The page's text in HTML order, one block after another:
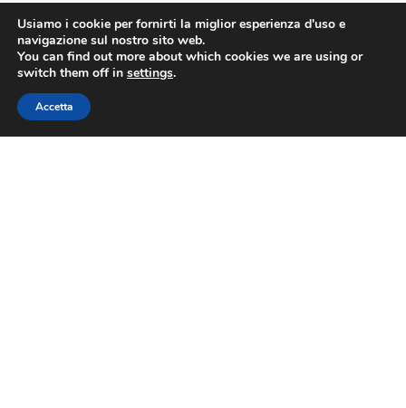
Via Nazionale 60, Roma 00184
Tel. 06 4725315
Usiamo i cookie per fornirti la miglior esperienza d'uso e
navigazione sul nostro sito web.
You can find out more about which cookies we are using or
switch them off in settings.
Accetta